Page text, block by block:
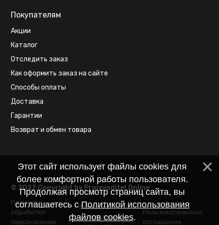
Покупателям
Акции
Каталог
Отследить заказ
Как оформить заказ на сайте
Способы оплаты
Доставка
Гарантии
Возврат и обмен товара
© 2022 Copyright by Proizvoditel.Online
Политика
обработки
персональных
Политика
использования
Пользовательское
соглашение
Этот сайт использует файлы cookies для
более комфортной работы пользователя.
Продолжая просмотр страниц сайта, вы
соглашаетесь сПолитикой использования
файлов cookies.